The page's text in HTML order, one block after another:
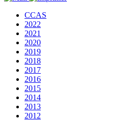
CCAS
2022
2021
2020
2019
2018
2017
2016
2015
2014
2013
2012